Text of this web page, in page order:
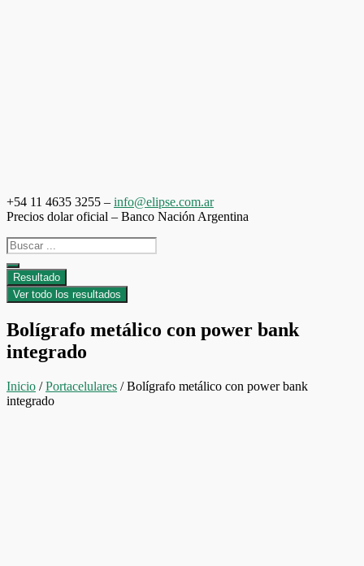
+54 11 4635 3255 – info@elipse.com.ar
Precios dolar oficial – Banco Nación Argentina
Search
...
Resultado
Ver todo los resultados
Bolígrafo metálico con power bank
integrado
Inicio /Portacelulares / Bolígrafo metálico con power bank
integrado